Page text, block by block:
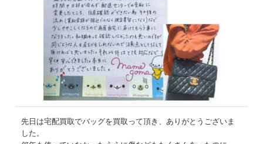
先日は宅配買取でバッグを買取って頂き、ありがとうございま
した。